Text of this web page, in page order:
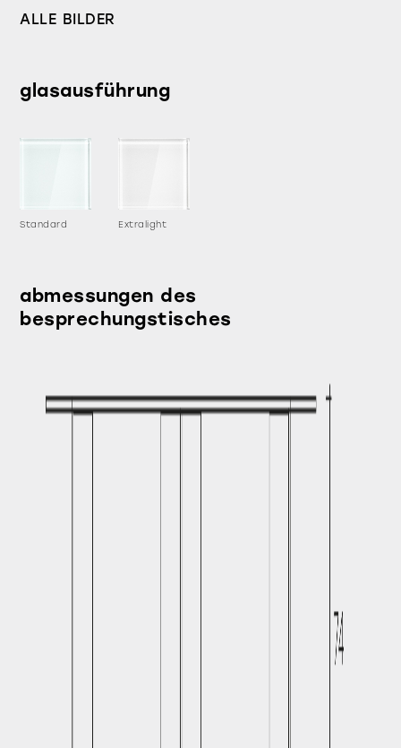
ALLE BILDER
glasausführung
Standard Extralight
abmessungen des
besprechungstisches